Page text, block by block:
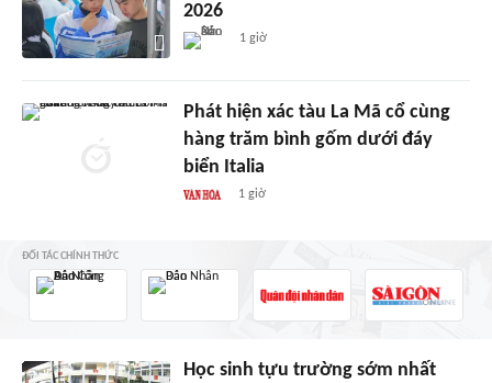
2026
1 giờ
Phát hiện xác tàu La Mã cổ cùng
hàng trăm bình gốm dưới đáy
biển Italia
1 giờ
ĐỐI TÁC CHÍNH THỨC
Học sinh tựu trường sớm nhất